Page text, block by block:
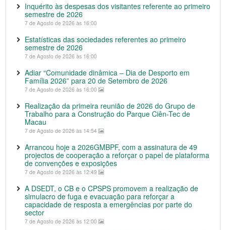
Inquérito às despesas dos visitantes referente ao primeiro
semestre de 2026
7 de Agosto de 2026 às 16:00
Estatísticas das sociedades referentes ao primeiro
semestre de 2026
7 de Agosto de 2026 às 16:00
Adiar “Comunidade dinâmica – Dia de Desporto em
Família 2026” para 20 de Setembro de 2026
7 de Agosto de 2026 às 16:00
Realização da primeira reunião de 2026 do Grupo de
Trabalho para a Construção do Parque Ciên-Tec de
Macau
7 de Agosto de 2026 às 14:54
Arrancou hoje a 2026GMBPF, com a assinatura de 49
projectos de cooperação a reforçar o papel de plataforma
de convenções e exposições
7 de Agosto de 2026 às 12:49
A DSEDT, o CB e o CPSPS promovem a realização de
simulacro de fuga e evacuação para reforçar a
capacidade de resposta a emergências por parte do
sector
7 de Agosto de 2026 às 12:00